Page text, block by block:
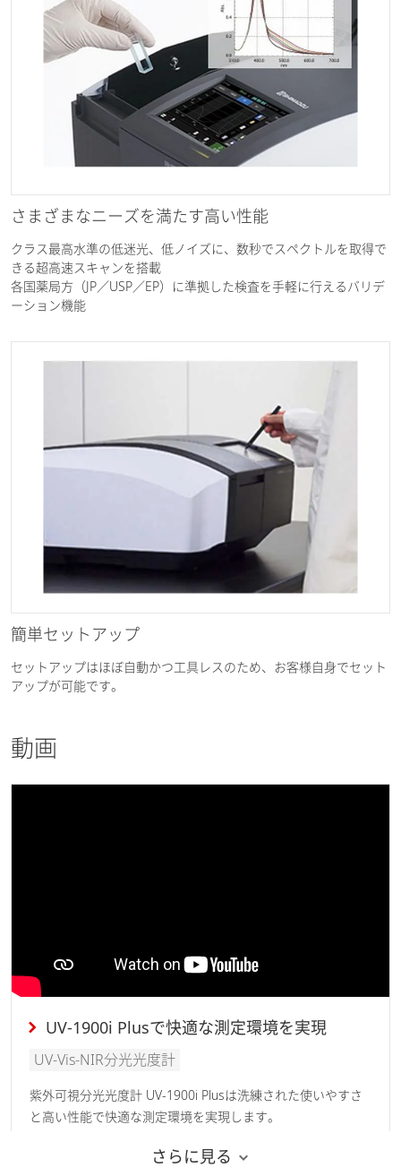
さまざまなニーズを満たす高い性能
クラス最高水準の低迷光、低ノイズに、数秒でスペクトルを取得で
きる超高速スキャンを搭載
各国薬局方（JP／USP／EP）に準拠した検査を手軽に行えるバリデ
ーション機能
簡単セットアップ
セットアップはほぼ自動かつ工具レスのため、お客様自身でセット
アップが可能です。
動画
UV-1900i Plusで快適な測定環境を実現
UV-Vis-NIR分光光度計
紫外可視分光光度計 UV-1900i Plusは洗練された使いやすさ
と高い性能で快適な測定環境を実現します。
さらに見る